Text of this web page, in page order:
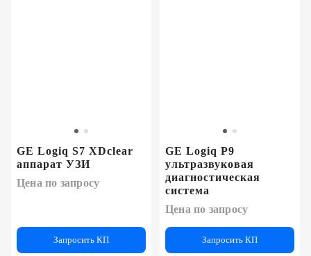
GE Logiq S7 XDclear
аппарат УЗИ
Цена по запросу
Запросить КП
GE Logiq P9
ультразвуковая
диагностическая
система
Цена по запросу
Запросить КП